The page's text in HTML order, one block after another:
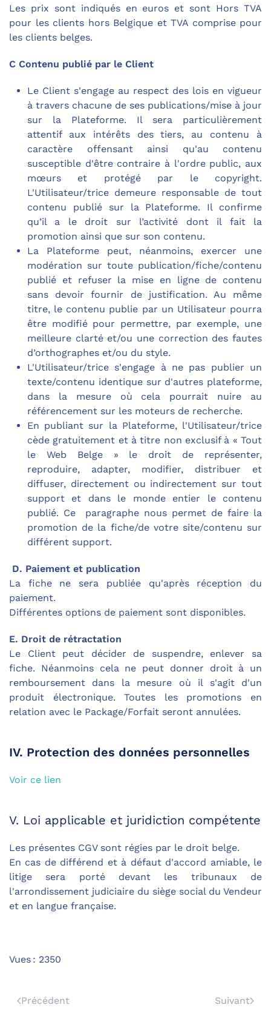
Les prix sont indiqués en euros et sont Hors TVA
pour les clients hors Belgique et TVA comprise pour
les clients belges.
C Contenu publié par le Client
Le Client s'engage au respect des lois en vigueur
à travers chacune de ses publications/mise à jour
sur la Plateforme. Il sera particulièrement
attentif aux intérêts des tiers, au contenu à
caractère offensant ainsi qu'au contenu
susceptible d'être contraire à l'ordre public, aux
mœurs et protégé par le copyright.
L'Utilisateur/trice demeure responsable de tout
contenu publié sur la Plateforme. Il confirme
qu’il a le droit sur l’activité dont il fait la
promotion ainsi que sur son contenu.
La Plateforme peut, néanmoins, exercer une
modération sur toute publication/fiche/contenu
publié et refuser la mise en ligne de contenu
sans devoir fournir de justification. Au même
titre, le contenu publie par un Utilisateur pourra
être modifié pour permettre, par exemple, une
meilleure clarté et/ou une correction des fautes
d’orthographes et/ou du style.
L'Utilisateur/trice s'engage à ne pas publier un
texte/contenu identique sur d'autres plateforme,
dans la mesure où cela pourrait nuire au
référencement sur les moteurs de recherche.
En publiant sur la Plateforme, l'Utilisateur/trice
cède gratuitement et à titre non exclusif à « Tout
le Web Belge » le droit de représenter,
reproduire, adapter, modifier, distribuer et
diffuser, directement ou indirectement sur tout
support et dans le monde entier le contenu
publié. Ce paragraphe nous permet de faire la
promotion de la fiche/de votre site/contenu sur
différent support.
D. Paiement et publication
La fiche ne sera publiée qu'après réception du
paiement.
Différentes options de paiement sont disponibles.
E. Droit de rétractation
Le Client peut décider de suspendre, enlever sa
fiche. Néanmoins cela ne peut donner droit à un
remboursement dans la mesure où il s'agit d'un
produit électronique. Toutes les promotions en
relation avec le Package/Forfait seront annulées.
IV. Protection des données personnelles
Voir ce lien
V. Loi applicable et juridiction compétente
Les présentes CGV sont régies par le droit belge.
En cas de différend et à défaut d'accord amiable, le
litige sera porté devant les tribunaux de
l'arrondissement judiciaire du siège social du Vendeur
et en langue française.
Vues : 2350
Précédent Suivant